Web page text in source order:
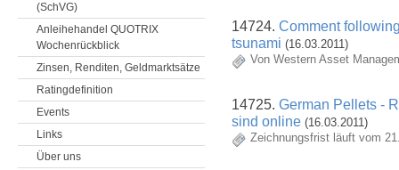
14724. Comment
tsunami (16.03.2011)
Von Western Asset
14725. German Pellets -
sind online (16.03.2011)
Zeichnungsfrist läuft vom
(SchVG)
Anleihehandel QUOTRIX
Wochenrückblick
Zinsen, Renditen, Geldmarktsätze
Ratingdefinition
Events
Links
Über uns